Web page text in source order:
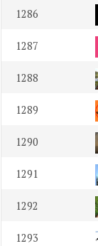
1286
1287
1288
1289
1290
1291
1292
1293